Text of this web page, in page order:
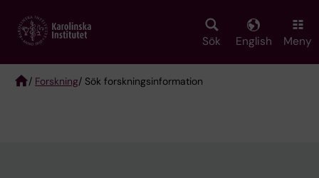
main
Sök English Meny
/ Forskning/ Sök forskningsinformation